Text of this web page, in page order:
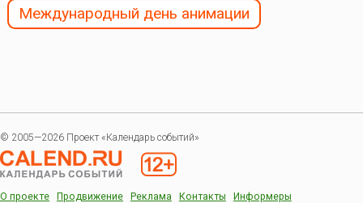
Международный день анимации
© 2005—2026 Проект «Календарь событий»
О проекте Продвижение Реклама Контакты Информеры